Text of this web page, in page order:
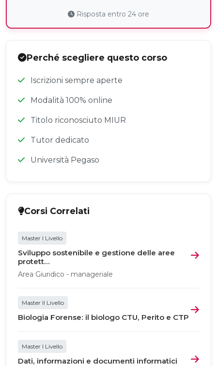
Risposta entro 24 ore
Perché scegliere questo corso
Iscrizioni sempre aperte
Modalità 100% online
Titolo riconosciuto MIUR
Tutor dedicato
Università Pegaso
Corsi Correlati
Master I Livello
Sviluppo sostenibile e gestione delle aree
protett...
Area Giuridico - manageriale
Master II Livello
Biologia Forense: il biologo CTU, Perito e CTP
Master I Livello
Dati, informazioni e documenti informatici